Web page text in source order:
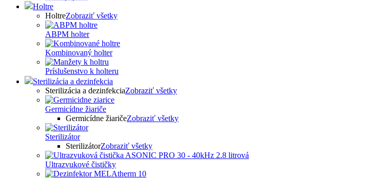
Holtre
HoltreZobraziť všetky
ABPM holter
Kombinovaný holter
Príslušenstvo k holteru
Sterilizácia a dezinfekcia
Sterilizácia a dezinfekciaZobraziť všetky
Germicídne žiariče
Germicídne žiaričeZobraziť všetky
Sterilizátor
SterilizátorZobraziť všetky
Ultrazvukové čističky